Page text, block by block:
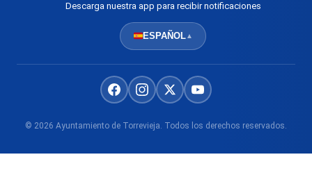
Descarga nuestra app para recibir notificaciones
ESPAÑOL▲
© 2026 Ayuntamiento de Torrevieja. Todos los derechos reservados.